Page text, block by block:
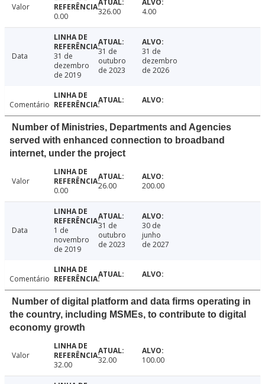
Valor
0.00
326.00 4.00
Data
31 de
dezembro
de 2019
31 de
outubro
de 2023
31 de
dezembro
de 2026
Comentário
Number of Ministries, Departments and Agencies
served with enhanced connection to broadband
internet, under the project
Valor
0.00
26.00 200.00
Data
1 de
novembro
de 2019
31 de
outubro
de 2023
30 de
junho
de 2027
Comentário
Number of digital platform and data firms operating in
the country, including MSMEs, to contribute to digital
economy growth
Valor
32.00
32.00 100.00